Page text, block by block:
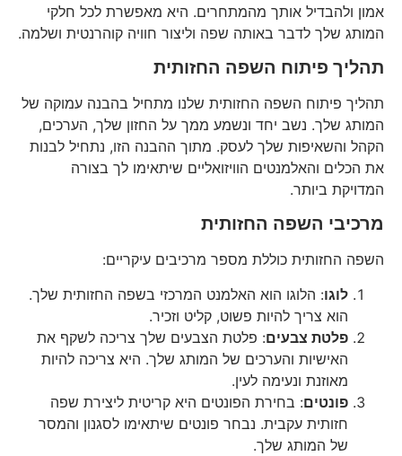
אמון ולהבדיל אותך מהמתחרים. היא מאפשרת לכל חלקי
המותג שלך לדבר באותה שפה וליצור חוויה קוהרנטית ושלמה.
תהליך פיתוח השפה החזותית
תהליך פיתוח השפה החזותית שלנו מתחיל בהבנה עמוקה של
המותג שלך. נשב יחד ונשמע ממך על החזון שלך, הערכים,
הקהל והשאיפות שלך לעסק. מתוך ההבנה הזו, נתחיל לבנות
את הכלים והאלמנטים הוויזואליים שיתאימו לך בצורה
המדויקת ביותר.
מרכיבי השפה החזותית
השפה החזותית כוללת מספר מרכיבים עיקריים:
לוגו: הלוגו הוא האלמנט המרכזי בשפה החזותית שלך.
הוא צריך להיות פשוט, קליט וזכיר.
פלטת צבעים: פלטת הצבעים שלך צריכה לשקף את
האישיות והערכים של המותג שלך. היא צריכה להיות
מאוזנת ונעימה לעין.
פונטים: בחירת הפונטים היא קריטית ליצירת שפה
חזותית עקבית. נבחר פונטים שיתאימו לסגנון והמסר
של המותג שלך.